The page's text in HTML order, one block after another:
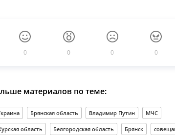
0 0 0 0
материалов по теме:
Брянская область Владимир Путин МЧС
область Белгородская область Брянск